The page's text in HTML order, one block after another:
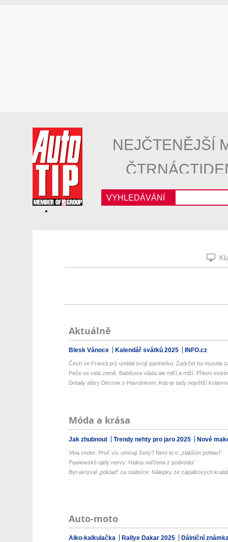
NEJČTENĚJŠÍ
VYHLEDÁVÁNÍ
Aktuálně
Blesk Vánoce Kalendář svátků 2025 INFO.cz
Čech ve Francii prý umlátil svojí partnerku: Zadržet ho musela
Peče se celá země, Babišova vláda ale mlčí a mlží. Přitom
Detaily aféry Decroix s Havránkem: Kdo je tady největší
Móda a krása
Jak zhubnout Trendy nehty pro jaro 2025 Nové
Vlna veder: Proč víc umírají ženy? Není to o „slabším pohlaví“
Pawlowské ujely nervy: Halina nařčena z podvodu!
Byt ukrýval „poklad" za statisíce: Nálepky ze zápalkových
Auto-moto
Alko-kalkulačka Rallye Dakar 2025 Dálniční